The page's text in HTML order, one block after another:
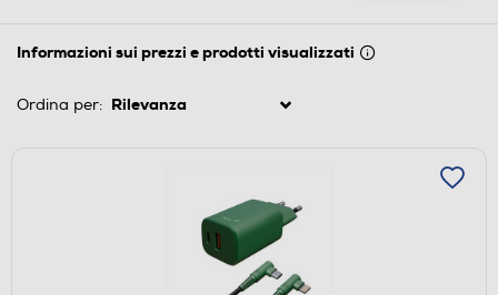
Informazioni sui prezzi e prodotti visualizzati
Ordina per: